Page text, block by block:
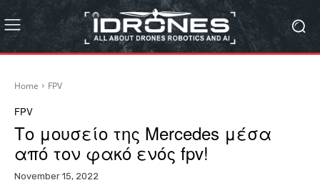
Home FPV
FPV
Το μουσείο της Mercedes μέσα
από τον φακό ενός fpv!
November 15, 2022